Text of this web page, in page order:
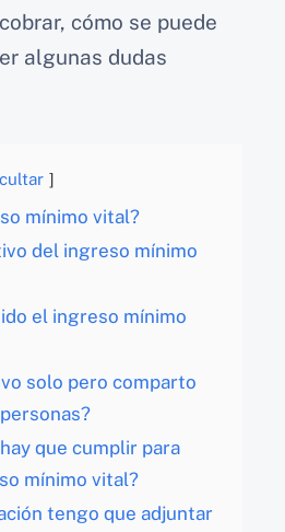
cómo se puede
algunas dudas
mínimo vital?
del ingreso mínimo
el ingreso mínimo
solo pero comparto
que cumplir para
mínimo vital?
tengo que adjuntar